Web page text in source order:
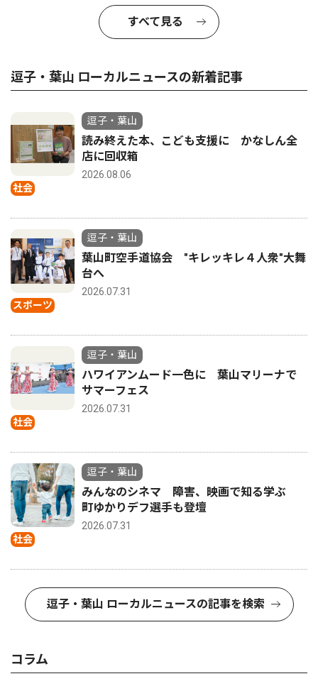
すべて見る
逗子・葉山 ローカルニュースの新着記事
社会
逗子・葉山
読み終えた本、こども支援に かなしん全
店に回収箱
2026.08.06
スポーツ
逗子・葉山
葉山町空手道協会 "キレッキレ４人衆"大舞
台へ
2026.07.31
社会
逗子・葉山
ハワイアンムード一色に 葉山マリーナで
サマーフェス
2026.07.31
社会
逗子・葉山
みんなのシネマ 障害、映画で知る学ぶ
町ゆかりデフ選手も登壇
2026.07.31
逗子・葉山 ローカルニュースの記事を検索
コラム